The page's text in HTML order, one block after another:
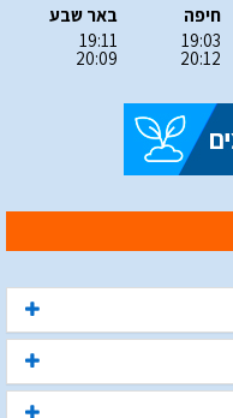
חיפה
19:03
20:12
באר שבע
19:11
20:09